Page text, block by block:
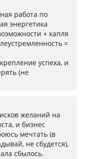
работа по
энергетика
+ капля
=
успеха, и
(не
желаний на
и бизнес
мечтать (в
не сбудется),
сбылось.